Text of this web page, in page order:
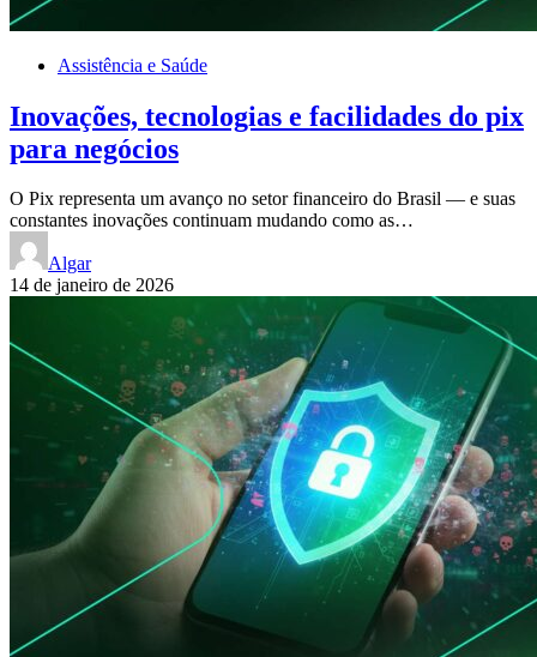
Assistência e Saúde
Inovações, tecnologias e facilidades do pix
para negócios
O Pix representa um avanço no setor financeiro do Brasil — e suas
constantes inovações continuam mudando como as…
Algar
14 de janeiro de 2026